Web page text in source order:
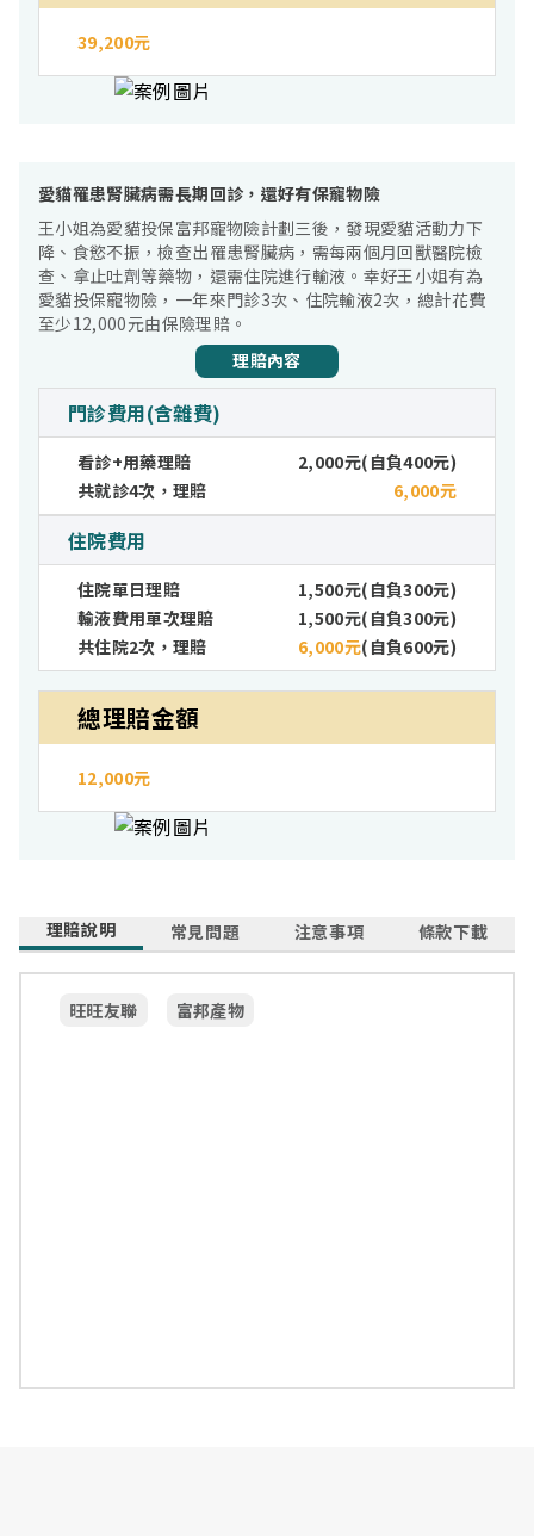
39,200元
愛貓罹患腎臟病需長期回診，還好有保寵物險
王小姐為愛貓投保富邦寵物險計劃三後，發現愛貓活動力下
降、食慾不振，檢查出罹患腎臟病，需每兩個月回獸醫院檢
查、拿止吐劑等藥物，還需住院進行輸液。幸好王小姐有為
愛貓投保寵物險，一年來門診3次、住院輸液2次，總計花費
至少12,000元由保險理賠。
理賠內容
門診費用(含雜費)
看診+用藥理賠
2,000元(自負400元)
共就診4次，理賠
6,000元
住院費用
住院單日理賠
1,500元(自負300元)
輸液費用單次理賠
1,500元(自負300元)
共住院2次，理賠
6,000元(自負600元)
總理賠金額
12,000元
理賠說明 常見問題 注意事項 條款下載
旺旺友聯 富邦產物